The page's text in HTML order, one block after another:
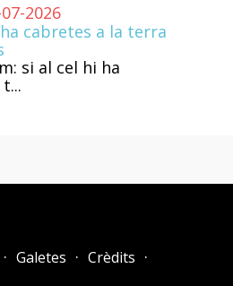
2026
cabretes a la terra
si al cel hi ha
Galetes
Crèdits